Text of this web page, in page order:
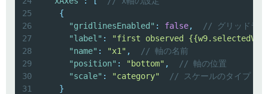
25
{
26
"gridlinesEnabled" : false,
// グリッドライ
27
"label" :
"first observed
28
"name" : "x1" ,
// 軸の名前
29
"position" : "bottom" ,
// 軸の位置
30
"scale" : "category"
// スケールのタイプ
31
}